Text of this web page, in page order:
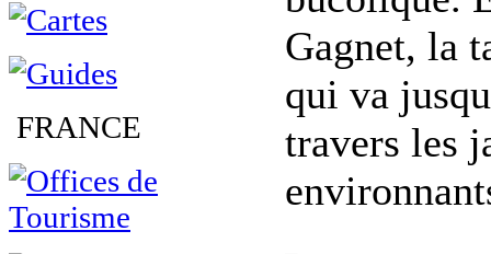
FRANCE
Gagnet, la
qui va
travers les